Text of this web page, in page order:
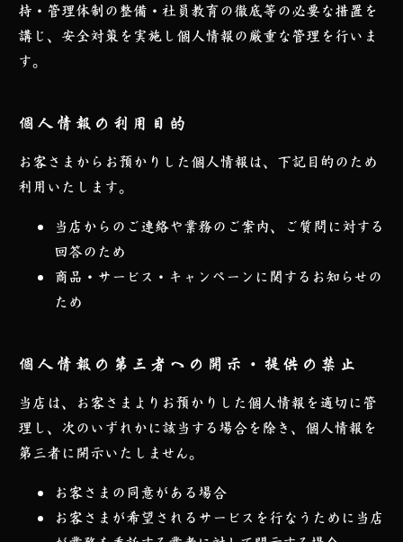
持・管理体制の整備・社員教育の徹底等の必要な措置を
講じ、安全対策を実施し個人情報の厳重な管理を行いま
す。
個人情報の利用目的
お客さまからお預かりした個人情報は、下記目的のため
利用いたします。
当店からのご連絡や業務のご案内、ご質問に対する
回答のため
商品・サービス・キャンペーンに関するお知らせの
ため
個人情報の第三者への開示・提供の禁止
当店は、お客さまよりお預かりした個人情報を適切に管
理し、次のいずれかに該当する場合を除き、個人情報を
第三者に開示いたしません。
お客さまの同意がある場合
お客さまが希望されるサービスを行なうために当店